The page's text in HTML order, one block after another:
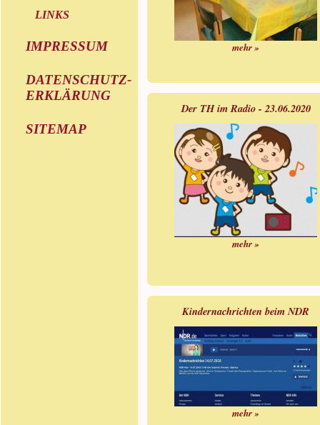
LINKS
IMPRESSUM
DATENSCHUTZ-
ERKLÄRUNG
SITEMAP
mehr »
Der TH im Radio - 23.06.2020
mehr »
Kindernachrichten beim NDR
mehr »